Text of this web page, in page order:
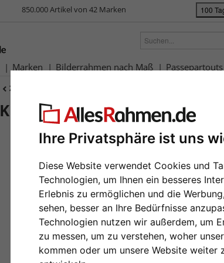
Ihre Privatsphäre ist uns
Diese Website verwendet Cookies und
Technologien, um Ihnen ein besseres
Erlebnis zu ermöglichen und die
sehen, besser an Ihre Bedürfnisse
Technologien nutzen wir außerdem, um
zu messen, um zu verstehen, woher
kommen oder um unsere Website weiter
850.000 Artikel von 42 Marken 100
Marken Bilderrahmen nach Maß Passepartouts
Zurück
Kunststoffrahmen